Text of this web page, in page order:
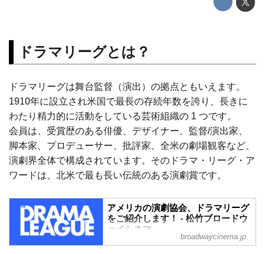
ドラマリーグとは？
ドラマリーグは舞台監督（演出）の拠点ともいえます。
1910年に設立され米国で最長の存続年数を誇り、長きに
わたり精力的に活動をしている芸術組織の 1 つです。
会員は、受賞歴のある俳優、デザイナー、監督/演出家、
脚本家、プロデューサー、批評家、全米の劇場観客など、
演劇界全体で構成されています。そのドラマ・リーグ・ア
ワードは、北米で最も長い伝統のある演劇賞です。
アメリカの演劇協会、ドラマリーグ
をご紹介します！ - 松竹ブロードウ
ェイシネマ
こんにちは！松竹子です。今回の「松竹
broadwaycinema.jp